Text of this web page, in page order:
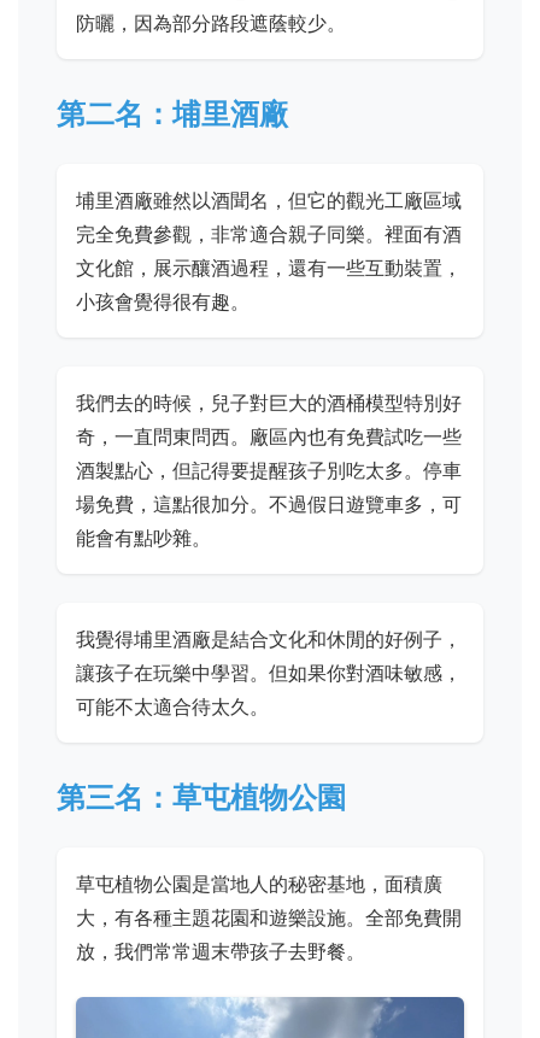
防曬，因為部分路段遮蔭較少。
第二名：埔里酒廠
埔里酒廠雖然以酒聞名，但它的觀光工廠區域
完全免費參觀，非常適合親子同樂。裡面有酒
文化館，展示釀酒過程，還有一些互動裝置，
小孩會覺得很有趣。
我們去的時候，兒子對巨大的酒桶模型特別好
奇，一直問東問西。廠區內也有免費試吃一些
酒製點心，但記得要提醒孩子別吃太多。停車
場免費，這點很加分。不過假日遊覽車多，可
能會有點吵雜。
我覺得埔里酒廠是結合文化和休閒的好例子，
讓孩子在玩樂中學習。但如果你對酒味敏感，
可能不太適合待太久。
第三名：草屯植物公園
草屯植物公園是當地人的秘密基地，面積廣
大，有各種主題花園和遊樂設施。全部免費開
放，我們常常週末帶孩子去野餐。